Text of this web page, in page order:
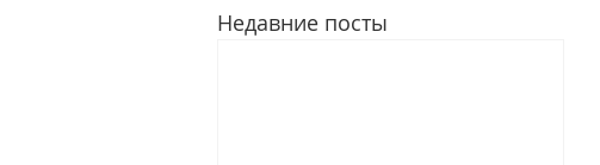
Недавние посты